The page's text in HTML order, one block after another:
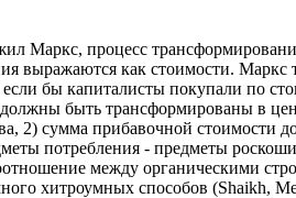
Маркс, процесс
выражаются как стоимости. Маркс
бы капиталисты покупали по
быть трансформированы в
2) сумма прибавочной стоимости
потребления - предметы
между органическими
хитроумных способов (Shaikh,